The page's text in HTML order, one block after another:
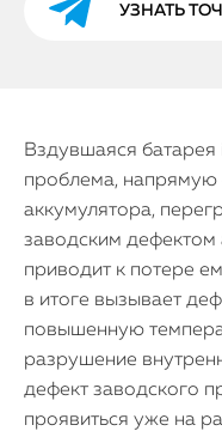
УЗНАТЬ
Вздувшаяся батарея
проблема, напрямую
аккумулятора,
заводским дефектом
приводит к потере
в итоге вызывает
повышенную
разрушение
дефект заводского
проявиться уже на